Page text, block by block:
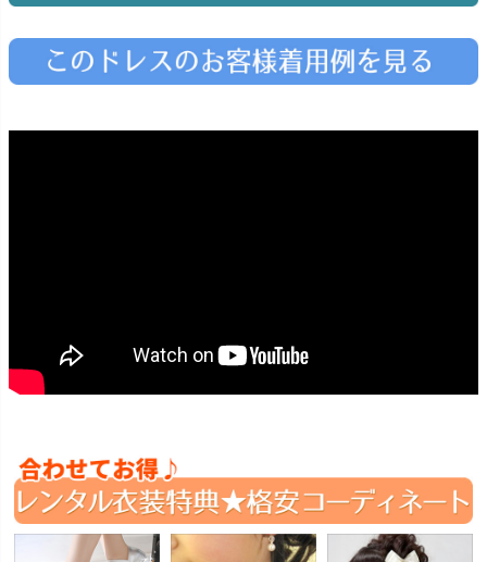
予約 Web または お電話
特典 ヘアメイク・着付け